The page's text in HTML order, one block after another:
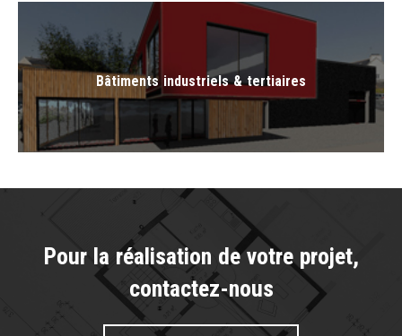
Bâtiments industriels & tertiaires
Construction de bâtiments
industriels et tertiaires
Pour la réalisation de votre projet,
contactez-nous